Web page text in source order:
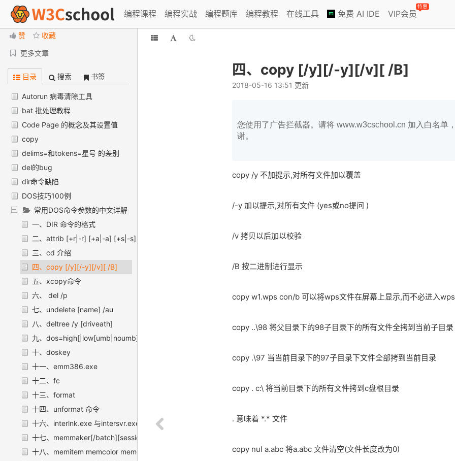
编程课程 编程实战 编程题库 编程教程 在线工具 免费 AI IDE VIP会员
特惠
DOS 命令学习手册
赞 收藏
更多文章
目录 搜索 书签
Autorun 病毒清除工具
bat 批处理教程
Code Page 的概念及其设置值
copy
delims=和tokens=星号 的差别
del的bug
dir命令缺陷
DOS技巧100例
常用DOS命令参数的中文详解
一、DIR 命令的格式
二、attrib [+r|-r] [+a|-a] [+s|-s] [+h|-h] [d: ] [name] [/s]
三、cd 介绍
四、copy [/y][/-y][/v][ /B]
五、xcopy命令
六、 del /p
七、undelete [name] /au
八、deltree /y [driveath]
九、dos=high[|low[umb|noumb]]
十、doskey
十一、emm386.exe
十二、fc
十三、format
十四、unformat 命令
十六、interlnk.exe 与intersvr.exe
十七、memmaker[/batch][session][/swaprive]
十八、memitem memcolor memdefault
四、copy [/y][/-y][/v][ /B]
2018-05-16 13:51 更新
您使用了广告拦截器。请将 www.w3cschool.cn 加入白名单
谢。
copy /y 不加提示,对所有文件加以覆盖
/-y 加以提示,对所有文件 (yes或no提问 )
/v 拷贝以后加以校验
/B 按二进制进行显示
copy w1.wps con/b 可以将wps文件在屏幕上显示,而不必进入
copy ..\98 将父目录下的98子目录下的所有文件全拷到当前子目录
copy .\97 当当前目录下的97子目录下文件全部拷到当前目录
copy . c:\ 将当前目录下的所有文件拷到c盘根目录
. 意味着 *.* 文件
copy nul a.abc 将a.abc 文件清空(文件长度改为0)